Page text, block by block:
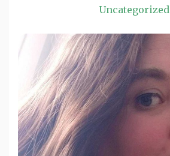
Uncategorized